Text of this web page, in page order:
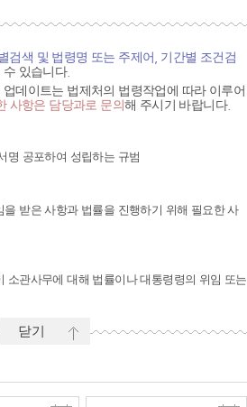
검색 및 법령명 또는 주제어, 기간별 조건검
있습니다.
데이트는 법제처의 법령작업에 따라 이루어
사항은 담당과로 문의해 주시기 바랍니다.
명 공포하여 성립하는 규범
받은 사항과 법률을 진행하기 위해 필요한 사
소관사무에 대해 법률이나 대통령령의 위임 또는
닫기